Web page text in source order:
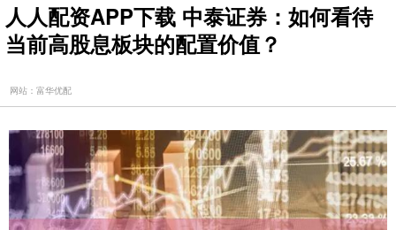
人人配资APP下载 中泰证券：如何看待
当前高股息板块的配置价值？
网站：富华优配